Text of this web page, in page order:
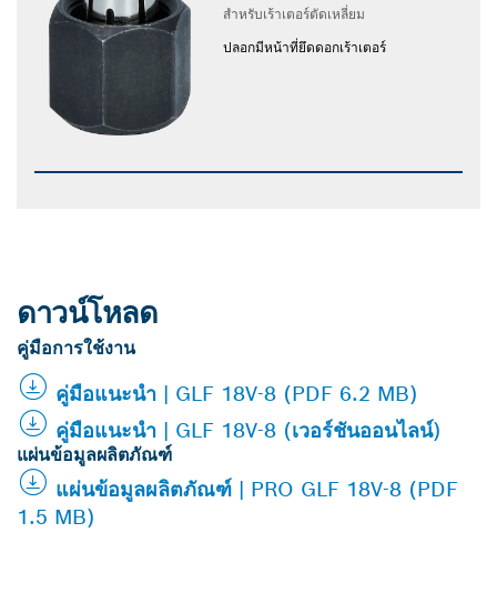
สําหรับเร้าเตอร์ตัดเหลี่ยม
ปลอกมีหน้าที่ยึดดอกเร้าเตอร์
ดาวน์โหลด
คู่มือการใช้งาน
คู่มือแนะนำ | GLF 18V-8 (PDF 6.2 MB)
คู่มือแนะนำ | GLF 18V-8 (เวอร์ชันออนไลน์)
แผ่นข้อมูลผลิตภัณฑ์
แผ่นข้อมูลผลิตภัณฑ์ | PRO GLF 18V-8 (PDF
1.5 MB)